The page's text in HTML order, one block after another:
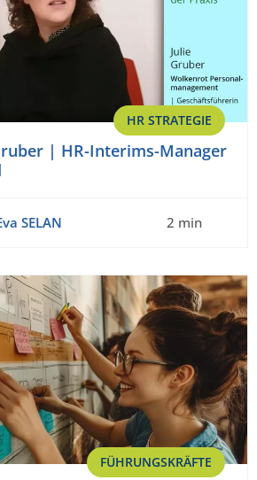
HR STRATEGIE
| HR-Interims-Manager
SELAN 2 min
FÜHRUNGSKRÄFTE